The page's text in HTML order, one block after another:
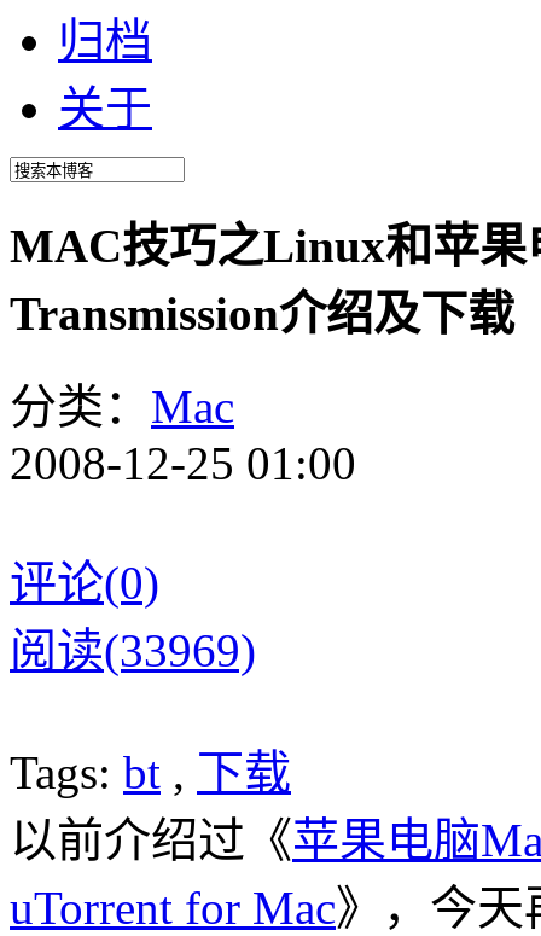
归档
关于
MAC技巧之Linux和苹果
Transmission介绍及下载
分类： Mac
2008-12-25 01:00
评论(0)
阅读(33969)
Tags: bt , 下载
以前介绍过《苹果电脑
uTorrent for Mac》，今天